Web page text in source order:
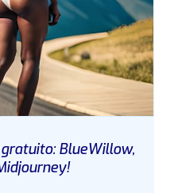
BlueWillow,